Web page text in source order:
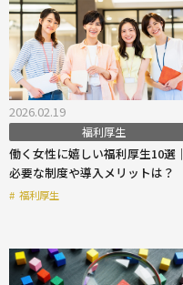
2026.02.19
福利厚生
働く女性に嬉しい福利厚生10選｜
必要な制度や導入メリットは？
# 福利厚生